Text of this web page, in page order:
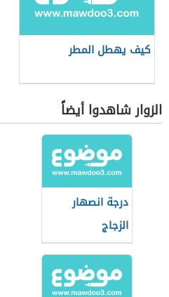
كيف يهطل المطر
الزوار شاهدوا أيضاً
درجة انصهار
الزجاج